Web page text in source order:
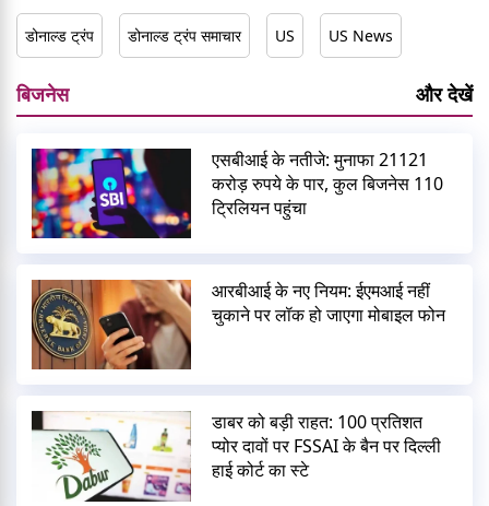
डोनाल्ड ट्रंप डोनाल्ड ट्रंप समाचार US US News
बिजनेस और देखें
एसबीआई के नतीजे: मुनाफा 21121
करोड़ रुपये के पार, कुल बिजनेस 110
ट्रिलियन पहुंचा
आरबीआई के नए नियम: ईएमआई नहीं
चुकाने पर लॉक हो जाएगा मोबाइल फोन
डाबर को बड़ी राहत: 100 प्रतिशत
प्योर दावों पर FSSAI के बैन पर दिल्ली
हाई कोर्ट का स्टे